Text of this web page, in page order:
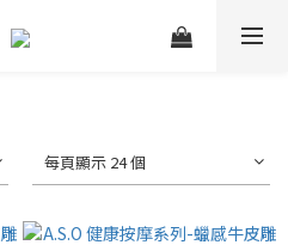
每頁顯示 24 個